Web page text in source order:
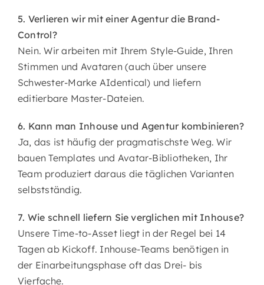
5. Verlieren wir mit einer Agentur die Brand-
Control?
Nein. Wir arbeiten mit Ihrem Style-Guide, Ihren
Stimmen und Avataren (auch über unsere
Schwester-Marke AIdentical) und liefern
editierbare Master-Dateien.
6. Kann man Inhouse und Agentur kombinieren?
Ja, das ist häufig der pragmatischste Weg. Wir
bauen Templates und Avatar-Bibliotheken, Ihr
Team produziert daraus die täglichen Varianten
selbstständig.
7. Wie schnell liefern Sie verglichen mit Inhouse?
Unsere Time-to-Asset liegt in der Regel bei 14
Tagen ab Kickoff. Inhouse-Teams benötigen in
der Einarbeitungsphase oft das Drei- bis
Vierfache.